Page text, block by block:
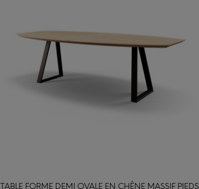
TABLE FORME DEMI OVALE EN CHÊNE MASSIF PIEDS